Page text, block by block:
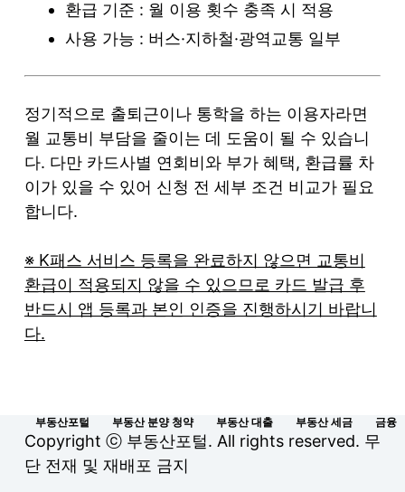
환급 기준 : 월 이용 횟수 충족 시 적용
사용 가능 : 버스·지하철·광역교통 일부
정기적으로 출퇴근이나 통학을 하는 이용자라면
월 교통비 부담을 줄이는 데 도움이 될 수 있습니
다. 다만 카드사별 연회비와 부가 혜택, 환급률 차
이가 있을 수 있어 신청 전 세부 조건 비교가 필요
합니다.
※ K패스 서비스 등록을 완료하지 않으면 교통비
환급이 적용되지 않을 수 있으므로 카드 발급 후
반드시 앱 등록과 본인 인증을 진행하시기 바랍니
다.
부동산포털 부동산 분양 청약 부동산 대출 부동산 세금 금융
Copyright ⓒ 부동산포털. All rights reserved. 무
단 전재 및 재배포 금지